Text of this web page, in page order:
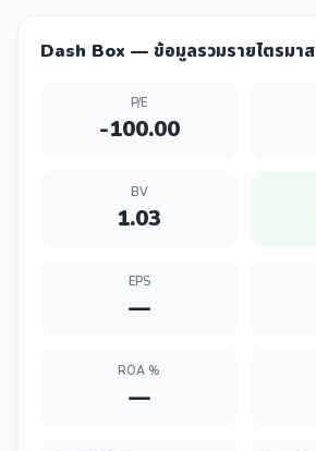
Dash Box — ข้อมูลรวมรายไตรมาส
P/E
-100.00
BV
1.03
EPS
—
ROA %
—